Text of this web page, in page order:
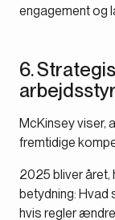
engagement og
6.
McKinsey viser,
fremtidige
2025 bliver
betydning: Hvad
hvis regler